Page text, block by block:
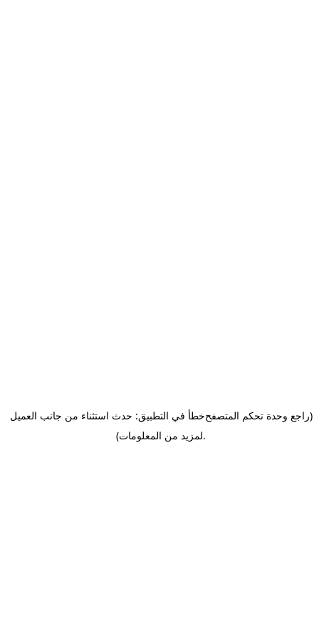
خطأ في التطبيق: حدث استثناء من جانب العميل(راجع وحدة تحكم المتصفح
لمزيد من المعلومات).